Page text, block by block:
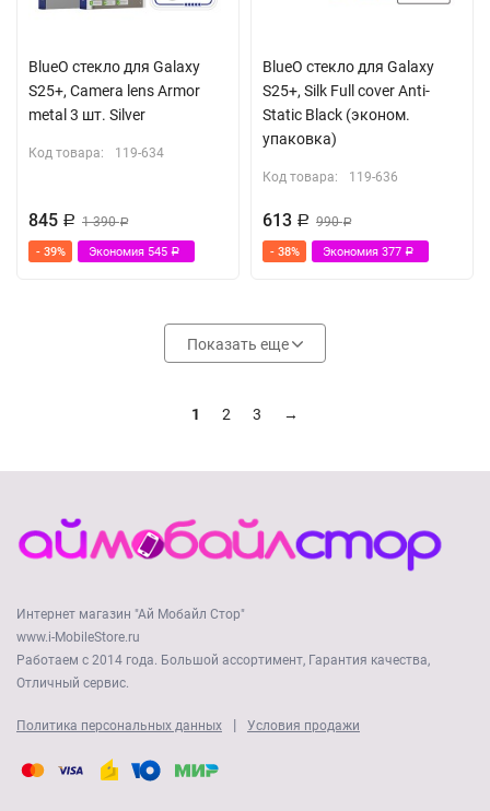
BlueO стекло для Galaxy
S25+, Camera lens Armor
metal 3 шт. Silver
Код товара: 119-634
845 Р 1 390Р
- 39% Экономия 545 Р
BlueO стекло для Galaxy
S25+, Silk Full cover Anti-
Static Black (эконом.
упаковка)
Код товара: 119-636
613 Р 990Р
- 38% Экономия 377 Р
Показать еще
1 2 3 →
Интернет магазин "Ай Мобайл Стор"
www.i-MobileStore.ru
Работаем с 2014 года. Большой ассортимент, Гарантия качества,
Отличный сервис.
Политика персональных данных | Условия продажи